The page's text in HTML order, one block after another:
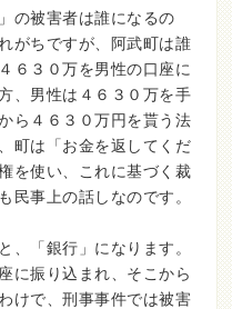
の被害者は誰になるの
がちですが、阿武町は誰
６３０万を男性の口座に
、男性は４６３０万を手
ら４６３０万円を貰う法
町は「お金を返してくだ
を使い、これに基づく裁
民事上の話しなのです。
「銀行」になります。
に振り込まれ、そこから
けで、刑事事件では被害